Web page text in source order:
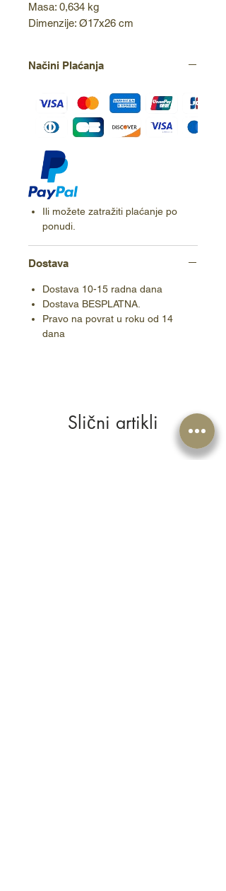
Masa: 0,634 kg
Dimenzije: Ø17x26 cm
Načini Plaćanja
Ili možete zatražiti plaćanje po
ponudi.
Dostava
Dostava 10-15 radna dana
Dostava BESPLATNA.
Pravo na povrat u roku od 14
dana
Slični artikli